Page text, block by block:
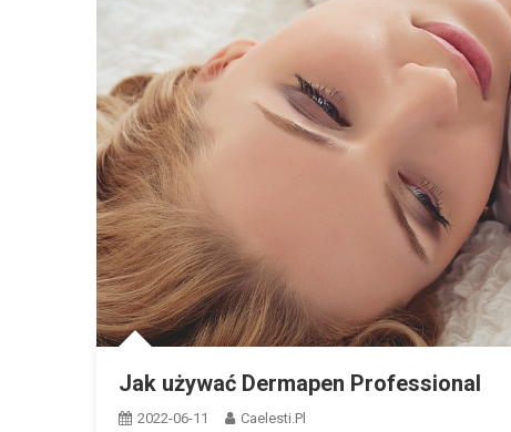
Jak używać Dermapen Professional
2022-06-11 Caelesti.pl